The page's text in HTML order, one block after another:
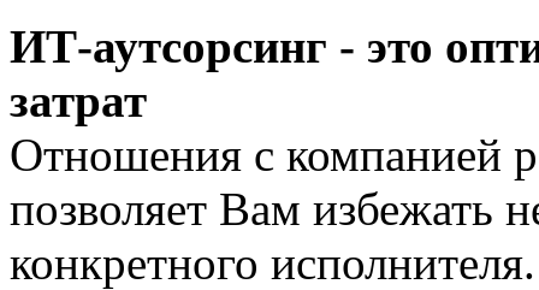
ИТ-аутсорсинг - это
затрат
Отношения с компанией
позволяет Вам избежать
конкретного исполнителя.